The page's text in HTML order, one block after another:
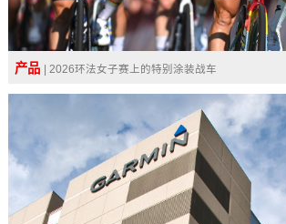
产品 | 2026环法女子赛上的特别涂装战车